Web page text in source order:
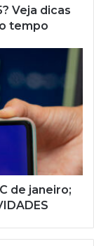
Veja dicas
tempo
de janeiro;